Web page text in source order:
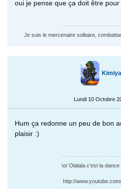
oui je pense que ça doit être pour
Je suis le mercenaire solitaire,
Lundi 10 Octobre
Hum ça redonne un peu de bon
plaisir :)
\o/ Olalala c'est la dance
http://